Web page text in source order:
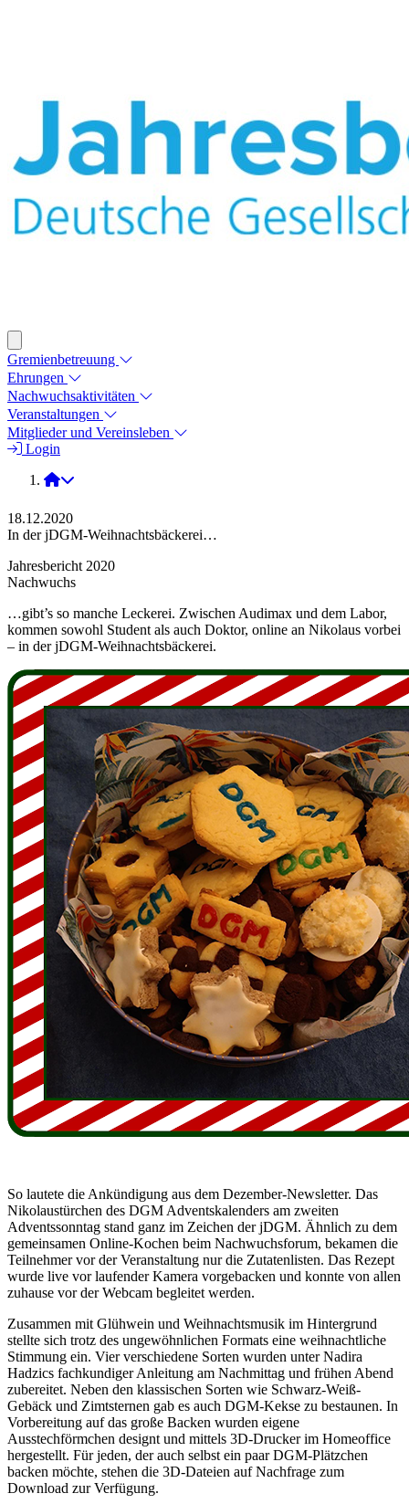
Gremienbetreuung
Ehrungen
Nachwuchsaktivitäten
Veranstaltungen
Mitglieder und Vereinsleben
Login
2020
18.12.2020
In der jDGM-Weihnachtsbäckerei…
Jahresbericht 2020
Nachwuchs
…gibt’s so manche Leckerei. Zwischen Audimax und dem Labor,
kommen sowohl Student als auch Doktor, online an Nikolaus vorbei
– in der jDGM-Weihnachtsbäckerei.
So lautete die Ankündigung aus dem Dezember-Newsletter. Das
Nikolaustürchen des DGM Adventskalenders am zweiten
Adventssonntag stand ganz im Zeichen der jDGM. Ähnlich zu dem
gemeinsamen Online-Kochen beim Nachwuchsforum, bekamen die
Teilnehmer vor der Veranstaltung nur die Zutatenlisten. Das Rezept
wurde live vor laufender Kamera vorgebacken und konnte von allen
zuhause vor der Webcam begleitet werden.
Zusammen mit Glühwein und Weihnachtsmusik im Hintergrund
stellte sich trotz des ungewöhnlichen Formats eine weihnachtliche
Stimmung ein. Vier verschiedene Sorten wurden unter Nadira
Hadzics fachkundiger Anleitung am Nachmittag und frühen Abend
zubereitet. Neben den klassischen Sorten wie Schwarz-Weiß-
Gebäck und Zimtsternen gab es auch DGM-Kekse zu bestaunen. In
Vorbereitung auf das große Backen wurden eigene
Ausstechförmchen designt und mittels 3D-Drucker im Homeoffice
hergestellt. Für jeden, der auch selbst ein paar DGM-Plätzchen
backen möchte, stehen die 3D-Dateien auf Nachfrage zum
Download zur Verfügung.